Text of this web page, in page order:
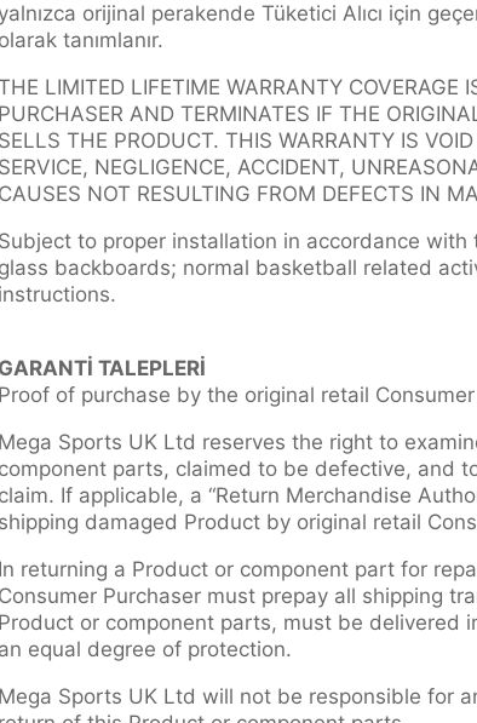
yalnızca orijinal perakende Tüketici Alıcı için
olarak tanımlanır.
LIMITED LIFETIME WARRANTY COVERAGE
PURCHASER AND TERMINATES IF THE
SELLS THE PRODUCT. THIS WARRANTY IS
SERVICE, NEGLIGENCE, ACCIDENT,
CAUSES NOT RESULTING FROM DEFECTS IN
Subject to proper installation in accordance
glass backboards; normal basketball related
instructions.
GARANTİ TALEPLERİ
Proof of purchase by the original retail
Mega Sports UK Ltd reserves the right to
component parts, claimed to be defective, and
claim. If applicable, a “Return Merchandise
shipping damaged Product by original retail
In returning a Product or component part for
Consumer Purchaser must prepay all shipping
Product or component parts, must be delivered
an equal degree of protection.
Mega Sports UK Ltd will not be responsible for